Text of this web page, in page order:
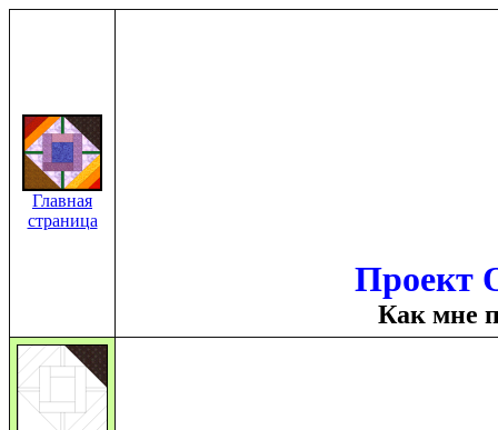
Главная
страница
Проект
Как мне